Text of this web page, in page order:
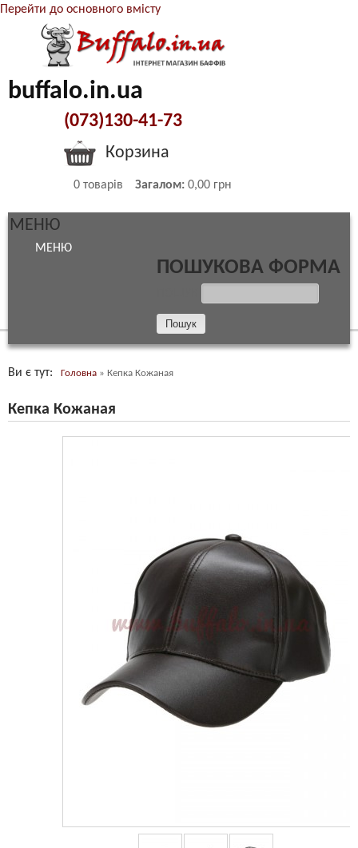
Перейти до основного вмісту
buffalo.in.ua
(073)130-41-73
Корзина
0 товарів Загалом: 0,00 грн
МЕНЮ
МЕНЮ
ПОШУКОВА ФОРМА
Ви є тут Головна » Кепка Кожаная
Кепка Кожаная